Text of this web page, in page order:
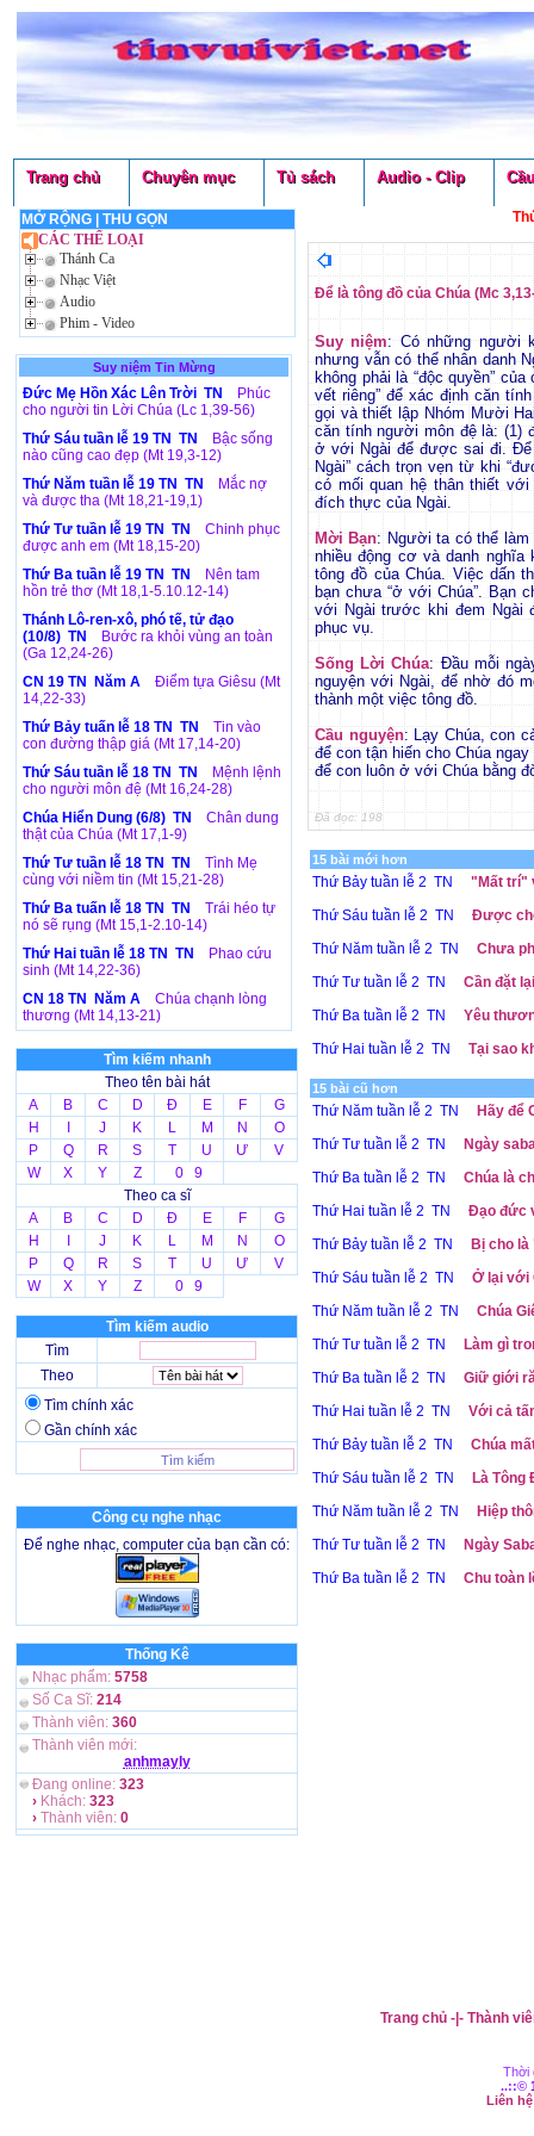
Trang chủ Chuyên mục Tủ sách Audio - Clip
MỞ RỘNG| THU GỌN
CÁC THỂ LOẠI
Thánh Ca
Nhạc Việt
Audio
Phim - Video
Suy niệm Tin Mừng
Đức Mẹ Hồn Xác Lên Trời TN
Phúc
cho người tin Lời Chúa (Lc 1,39-56)
Thứ Sáu tuần lễ 19 TN TN
Bậc sống
nào cũng cao đẹp (Mt 19,3-12)
Thứ Năm tuần lễ 19 TN TN
Mắc nợ
và được tha (Mt 18,21-19,1)
Thứ Tư tuần lễ 19 TN TN
Chinh phục
được anh em (Mt 18,15-20)
Thứ Ba tuần lễ 19 TN TN
Nên tam
hồn trẻ thơ (Mt 18,1-5.10.12-14)
Thánh Lô-ren-xô, phó tế, tử đạo
(10/8) TN
Bước ra khỏi vùng an toàn
(Ga 12,24-26)
CN 19 TN Năm A
Điểm tựa Giêsu (Mt
14,22-33)
Thứ Bảy tuấn lễ 18 TN TN
Tin vào
con đường thập giá (Mt 17,14-20)
Thứ Sáu tuần lễ 18 TN TN
Mệnh lệnh
cho người môn đệ (Mt 16,24-28)
Chúa Hiển Dung (6/8) TN
Chân dung
thật của Chúa (Mt 17,1-9)
Thứ Tư tuần lễ 18 TN TN
Tình Mẹ
cùng với niềm tin (Mt 15,21-28)
Thứ Ba tuấn lễ 18 TN TN
Trái héo tự
nó sẽ rụng (Mt 15,1-2.10-14)
Thứ Hai tuần lễ 18 TN TN
Phao cứu
sinh (Mt 14,22-36)
CN 18 TN Năm A
Chúa chạnh lòng
thương (Mt 14,13-21)
Tìm kiếm nhanh
Theo tên bài hát
A
B C D Đ E F
G
H
J K L M N
O
P
Q R S T U Ư
V
W
X Y Z
0 9
Theo ca sĩ
A
B C D Đ E F
G
H
J K L M N
O
P
Q R S T U Ư
V
W
X Y Z 0 9
Tìm kiếm audio
Tìm
Theo
Tìm chính xác
Gần chính xác
Công cụ nghe nhạc
Để nghe nhạc, computer của bạn cần có:
Thống Kê
Nhạc phẩm: 5758
Số Ca Sĩ: 214
Thành viên: 360
Thành viên mới:
anhmayly
Đang online: 323
› Khách: 323
› Thành viên: 0
Để là tông đồ của Chúa (Mc
Suy niệm: Có những người
nhưng vẫn có thể nhân danh
không phải là “độc quyền”
vết riêng” để xác định căn
gọi và thiết lập Nhóm Mười
căn tính người môn đệ là: (1)
ở với Ngài để được sai đi. Để
Ngài” cách trọn vẹn từ khi
có mối quan hệ thân thiết
đích thực của Ngài.
Mời Bạn: Người ta có thể
nhiều động cơ và danh
tông đồ của Chúa. Việc dấn
bạn chưa “ở với Chúa”. Bạn
với Ngài trước khi đem Ngài
phục vụ.
Sống Lời Chúa: Đầu mỗi
nguyện với Ngài, để nhờ đó
thành một việc tông đồ.
Cầu nguyện: Lạy Chúa, con
để con tận hiến cho Chúa
để con luôn ở với Chúa bằng
Đã đọc: 198
15 bài mới hơn
Thứ Bảy tuần lễ 2 TN
"Mất trí"
Thứ Sáu tuần lễ 2 TN
Được
Thứ Năm tuần lễ 2 TN
Chưa
Thứ Tư tuần lễ 2 TN
Cần đặt
Thứ Ba tuần lễ 2 TN
Yêu
Thứ Hai tuần lễ 2 TN
Tại sao
15 bài cũ hơn
Thứ Năm tuần lễ 2 TN
Hãy để
Thứ Tư tuần lễ 2 TN
Ngày
Thứ Ba tuần lễ 2 TN
Chúa là
Thứ Hai tuần lễ 2 TN
Đạo đức
Thứ Bảy tuần lễ 2 TN
Bị cho
Thứ Sáu tuần lễ 2 TN
Ở lại với
Thứ Năm tuần lễ 2 TN
Chúa
Thứ Tư tuần lễ 2 TN
Làm gì
Thứ Ba tuần lễ 2 TN
Giữ giới
Thứ Hai tuần lễ 2 TN
Với cả
Thứ Bảy tuần lễ 2 TN
Chúa
Thứ Sáu tuần lễ 2 TN
Là Tông
Thứ Năm tuần lễ 2 TN
Hiệp
Thứ Tư tuần lễ 2 TN
Ngày
Thứ Ba tuần lễ 2 TN
Chu toàn
Trang chủ-|- Thành
Thời
..::©
Liên